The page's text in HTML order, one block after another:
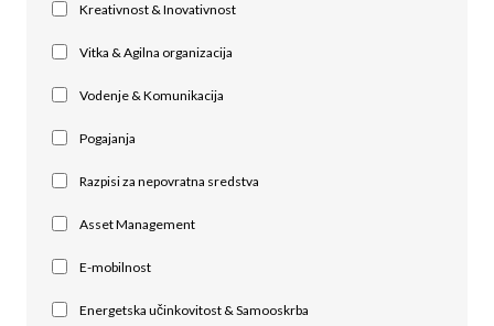
Kreativnost & Inovativnost
Vitka & Agilna organizacija
Vodenje & Komunikacija
Pogajanja
Razpisi za nepovratna sredstva
Asset Management
E-mobilnost
Energetska učinkovitost & Samooskrba